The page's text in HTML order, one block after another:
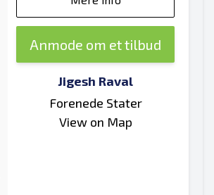
Anmode om et tilbud
Jigesh Raval
Forenede Stater
View on Map